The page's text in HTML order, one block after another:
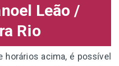
Leão /
Rio
horários acima, é possível